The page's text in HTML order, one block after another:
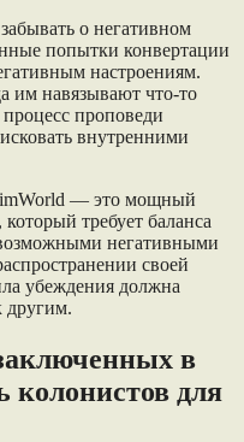
о негативном
попытки конвертации
настроениям.
им навязывают что-то
проповеди
внутренними
— это мощный
требует баланса
негативными
своей
убеждения должна
другим.
в
для